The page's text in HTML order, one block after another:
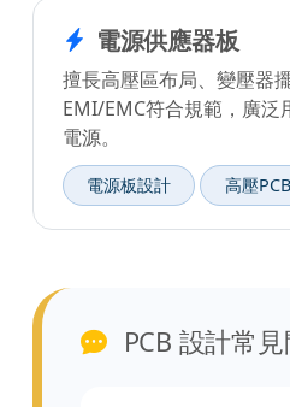
電源供應器板
擅長高壓區布局、變壓器
EMI/EMC符合規範，廣泛
電源。
電源板設計 高壓
PCB 設計常